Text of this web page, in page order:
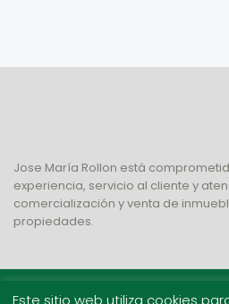
Jose María Rollon está
experiencia, servicio al cliente y
comercialización y venta de
propiedades.
Este sitio web utiliza cookies